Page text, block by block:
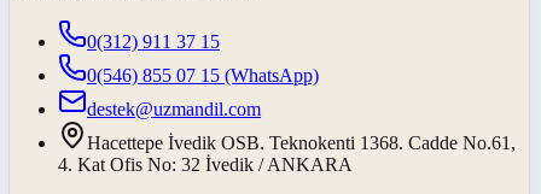
0(312) 911 37 15
0(546) 855 07 15 (WhatsApp)
destek@uzmandil.com
Hacettepe İvedik OSB. Teknokenti 1368. Cadde No.61,
4. Kat Ofis No: 32 İvedik / ANKARA